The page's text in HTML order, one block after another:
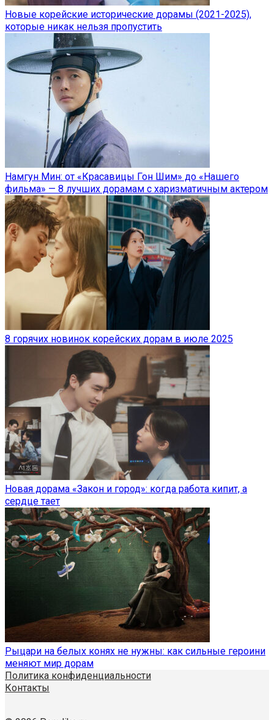
Новые корейские исторические дорамы (2021-2025),
которые никак нельзя пропустить
Намгун Мин: от «Красавицы Гон Шим» до «Нашего
фильма» — 8 лучших дорамам с харизматичным актером
8 горячих новинок корейских дорам в июле 2025
Новая дорама «Закон и город»: когда работа кипит, а
сердце тает
Рыцари на белых конях не нужны: как сильные героини
меняют мир дорам
Политика конфиденциальности
Контакты